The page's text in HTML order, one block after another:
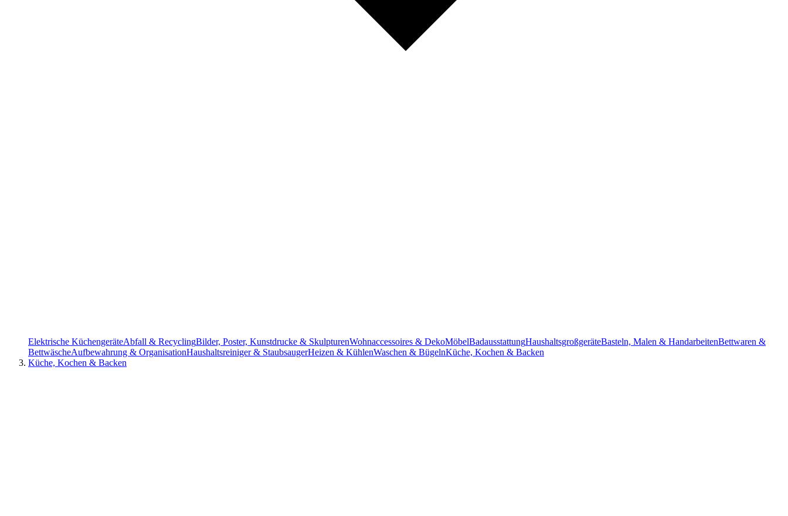
Elektrische KüchengeräteAbfall & RecyclingBilder, Poster, Kunstdrucke & SkulpturenWohnaccessoires & DekoMöbelBadausstattungHaushaltsgroßgeräteBasteln, Malen & HandarbeitenBettwaren &
BettwäscheAufbewahrung & OrganisationHaushaltsreiniger & StaubsaugerHeizen & KühlenWaschen & BügelnKüche, Kochen & Backen
Küche, Kochen & Backen